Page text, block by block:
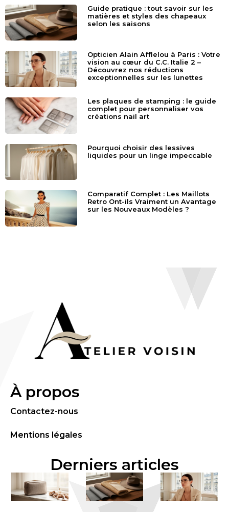
Guide pratique : tout savoir sur les
matières et styles des chapeaux
selon les saisons
Opticien Alain Afflelou à Paris : Votre
vision au cœur du C.C. Italie 2 –
Découvrez nos réductions
exceptionnelles sur les lunettes
Les plaques de stamping : le guide
complet pour personnaliser vos
créations nail art
Pourquoi choisir des lessives
liquides pour un linge impeccable
Comparatif Complet : Les Maillots
Retro Ont-ils Vraiment un Avantage
sur les Nouveaux Modèles ?
À propos
Contactez-nous
Mentions légales
Derniers articles